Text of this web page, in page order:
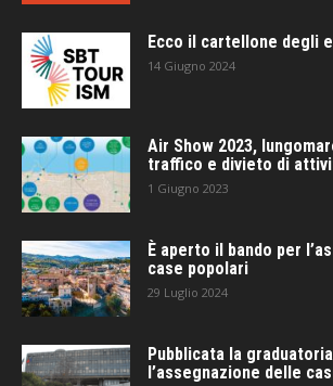
Ecco il cartellone degli
14 Giugno 2024
Air Show 2023,
traffico e divieto di
1 Giugno 2023
È aperto il bando per
case popolari
29 Luglio 2024
Pubblicata la
l’assegnazione delle